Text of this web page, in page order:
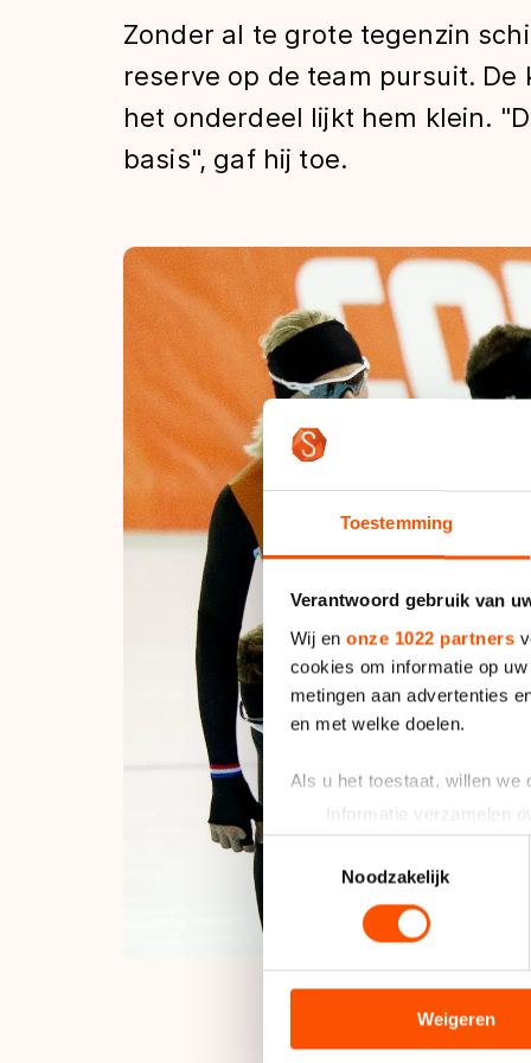
Toestemming
Verantwoord gebruik van
Wij en onze 1022 partners
cookies om informatie op
metingen aan advertenties
en met welke doelen.
Als u het toestaat, willen we
Informatie verzamelen
Uw apparaat
Lees meer over hoe uw
toestemming op elk
analyseren. We delen
analyse. Zij kunnen deze
hun services. Sommige
Toestemmingsselectie
Noodzakelijk
Weigeren
Tijden & historie
De weg op
Olympische
Zonder al te grote tegenzin
reserve op de team pursuit.
het onderdeel lijkt hem klein.
basis", gaf hij toe.